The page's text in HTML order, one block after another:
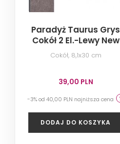
Paradyż Taurus Grys
Cokół 2 El.-Lewy New
Nose
Cokół, 8,1x30 cm
39,00 PLN
-3% od 40,00 PLN najniższa cena
DODAJ DO KOSZYKA